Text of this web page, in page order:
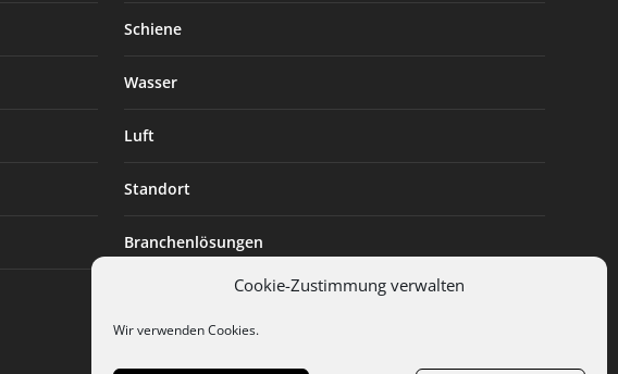
Cookie-Zustimmung verwalten
Wir verwenden Cookies.
Schiene
Wasser
Luft
Standort
Branchenlösungen